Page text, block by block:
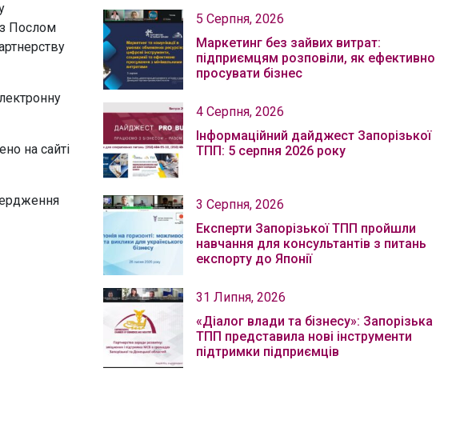
з Послом
на сайті
5 Серпня, 2026
Маркетинг без зайвих витрат:
підприємцям розповіли, як ефективно
просувати бізнес
4 Серпня, 2026
Інформаційний дайджест Запорізької
ТПП: 5 серпня 2026 року
3 Серпня, 2026
Експерти Запорізької ТПП пройшли
навчання для консультантів з питань
експорту до Японії
31 Липня, 2026
«Діалог влади та бізнесу»: Запорізька
ТПП представила нові інструменти
підтримки підприємців